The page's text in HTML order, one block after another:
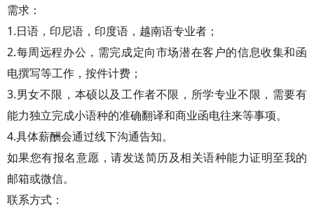
需求：
1.日语，印尼语，印度语，越南语专业者；
2.每周远程办公，需完成定向市场潜在客户的信息收集和函
电撰写等工作，按件计费；
3.男女不限，本硕以及工作者不限，所学专业不限，需要有
能力独立完成小语种的准确翻译和商业函电往来等事项。
4.具体薪酬会通过线下沟通告知。
如果您有报名意愿，请发送简历及相关语种能力证明至我的
邮箱或微信。
联系方式：